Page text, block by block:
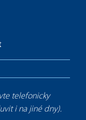
telefonicky
i na jiné dny).